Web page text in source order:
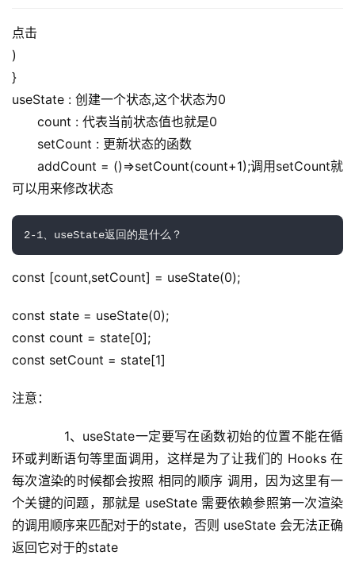
A
I
干
运
营
记
录
点击
)
}
useState : 创建一个状态,这个状态为0
count : 代表当前状态值也就是0
setCount : 更新状态的函数
addCount = ()=>setCount(count+1);调用setCount就
可以用来修改状态
2-1、useState返回的是什么？
const [count,setCount] = useState(0);
const state = useState(0);
const count = state[0];
const setCount = state[1]
注意：
1、useState一定要写在函数初始的位置不能在循
环或判断语句等里面调用，这样是为了让我们的 Hooks 在
每次渲染的时候都会按照 相同的顺序 调用，因为这里有一
个关键的问题，那就是 useState 需要依赖参照第一次渲染
的调用顺序来匹配对于的state，否则 useState 会无法正确
返回它对于的state